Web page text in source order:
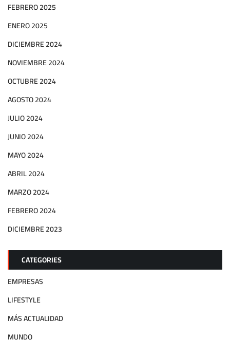
FEBRERO 2025
ENERO 2025
DICIEMBRE 2024
NOVIEMBRE 2024
OCTUBRE 2024
AGOSTO 2024
JULIO 2024
JUNIO 2024
MAYO 2024
ABRIL 2024
MARZO 2024
FEBRERO 2024
DICIEMBRE 2023
CATEGORIES
EMPRESAS
LIFESTYLE
MÁS ACTUALIDAD
MUNDO